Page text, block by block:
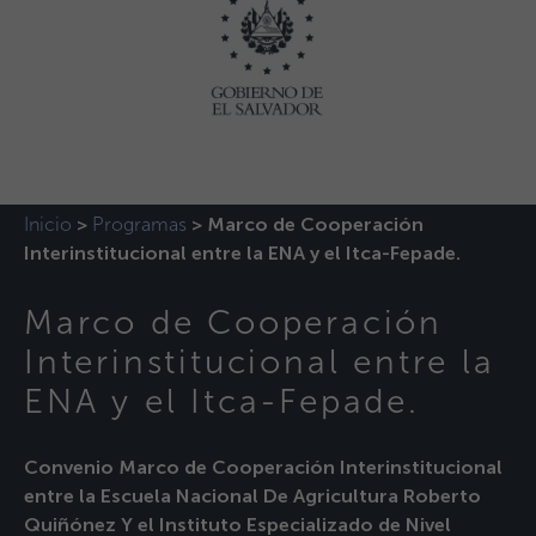
Inicio > Programas > Marco de Cooperación
Interinstitucional entre la ENA y el Itca-Fepade.
Marco de Cooperación
Interinstitucional entre la
ENA y el Itca-Fepade.
Convenio Marco de Cooperación Interinstitucional
entre la Escuela Nacional De Agricultura Roberto
Quiñónez Y el Instituto Especializado de Nivel